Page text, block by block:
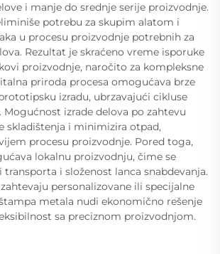
i manje do srednje serije proizvodnje.
potrebu za skupim alatom i
u procesu proizvodnje potrebnih za
Rezultat je skraćeno vreme isporuke
proizvodnje, naročito za kompleksne
priroda procesa omogućava brze
izradu, ubrzavajući cikluse
Mogućnost izrade delova po zahtevu
skladištenja i minimizira otpad,
procesu proizvodnje. Pored toga,
lokalnu proizvodnju, čime se
i složenost lanca snabdevanja.
personalizovane ili specijalne
metala nudi ekonomično rešenje
sa preciznom proizvodnjom.